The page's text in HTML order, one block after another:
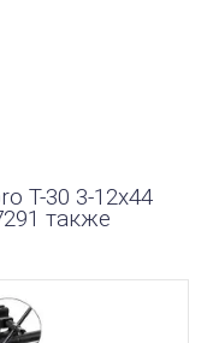
T-30 3-12x44
также